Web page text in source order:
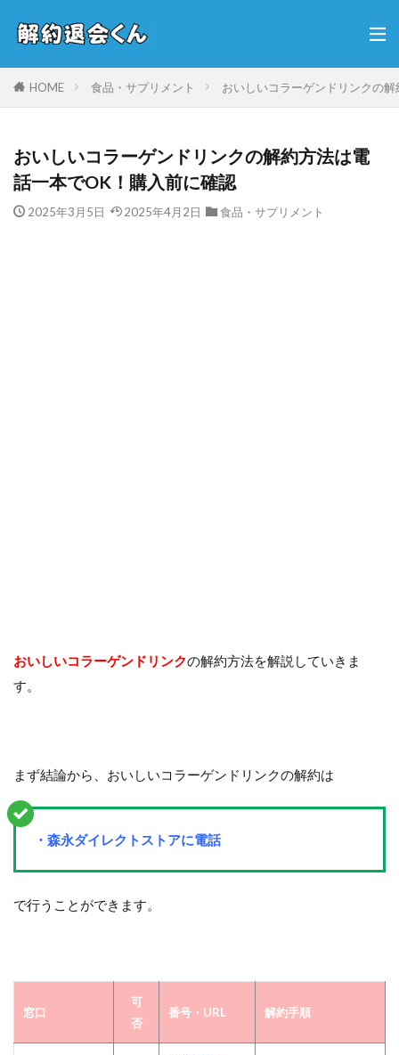
HOME 食品・サプリメント おいしいコラーゲンドリンクの
おいしいコラーゲンドリンクの解約方法は電
話一本でOK！購入前に確認
2025年3月5日 2025年4月2日 食品・サプリメント
おいしいコラーゲンドリンクの解約方法を解説していきま
す。
まず結論から、おいしいコラーゲンドリンクの解約は
・森永ダイレクトストアに電話
で行うことができます。
窓口
可
否
番号・URL 解約手順